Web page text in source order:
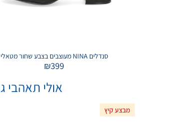
סנדלים NINA מעוצבים בצבע שחור מטאלי
₪399
אולי תאהבי
מבצע קיץ